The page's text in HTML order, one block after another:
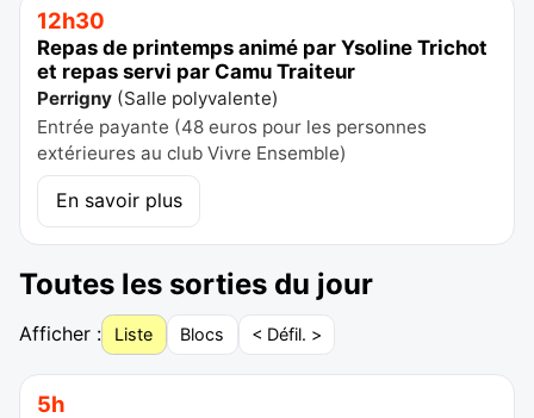
12h30
Repas de printemps animé par Ysoline Trichot
et repas servi par Camu Traiteur
Perrigny (Salle polyvalente)
Entrée payante (48 euros pour les personnes
extérieures au club Vivre Ensemble)
En savoir plus
Toutes les sorties du jour
Afficher : Liste Blocs < Défil. >
5h